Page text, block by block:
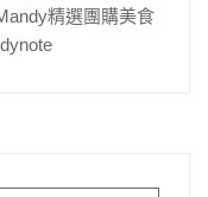
精選團購美食